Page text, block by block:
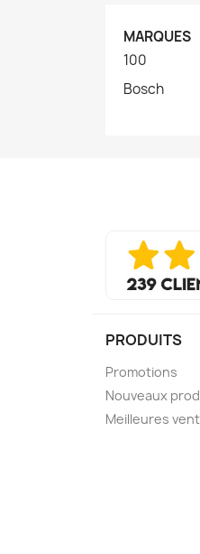
MARQUES
100
Bosch
PRODUITS
Promotions
Nouveaux
Meilleures